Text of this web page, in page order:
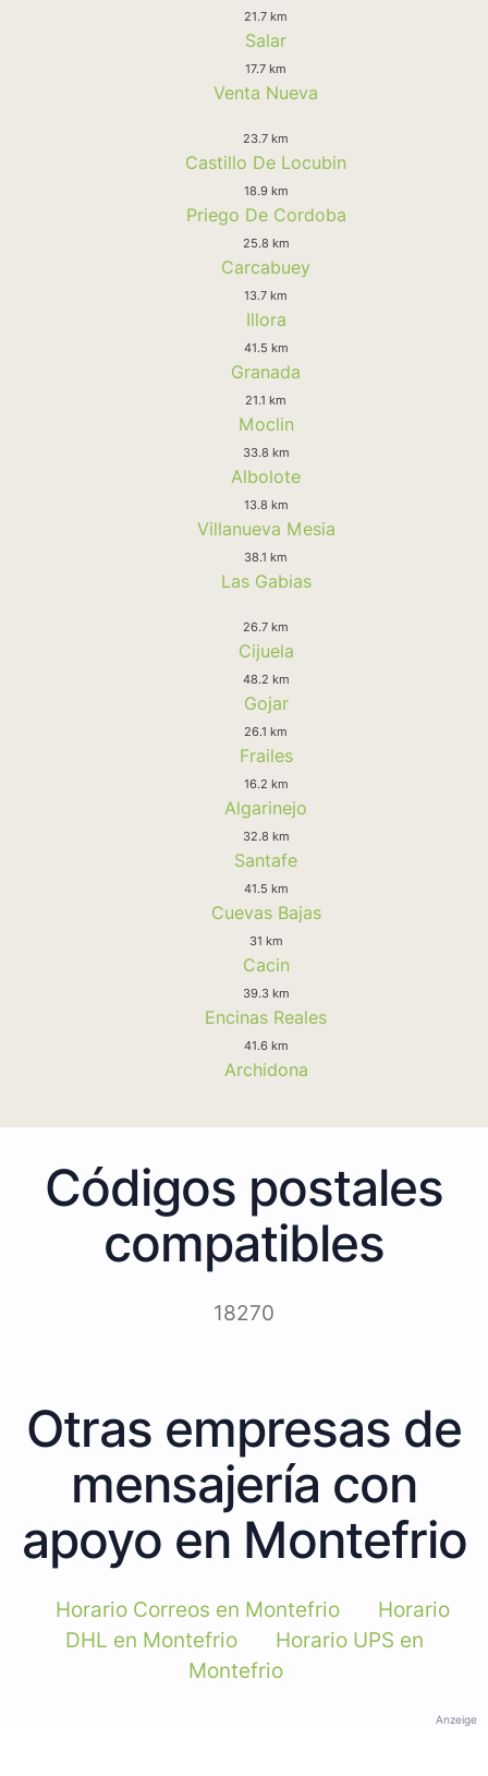
21.7 km
Salar
17.7 km
Venta Nueva
23.7 km
Castillo De Locubin
18.9 km
Priego De Cordoba
25.8 km
Carcabuey
13.7 km
Illora
41.5 km
Granada
21.1 km
Moclin
33.8 km
Albolote
13.8 km
Villanueva Mesia
38.1 km
Las Gabias
26.7 km
Cijuela
48.2 km
Gojar
26.1 km
Frailes
16.2 km
Algarinejo
32.8 km
Santafe
41.5 km
Cuevas Bajas
31 km
Cacin
39.3 km
Encinas Reales
41.6 km
Archidona
Códigos postales
compatibles
18270
Otras empresas de
mensajería con
apoyo en Montefrio
Horario Correos en Montefrio
Horario
DHL en Montefrio
Horario UPS en
Montefrio
Anzeige